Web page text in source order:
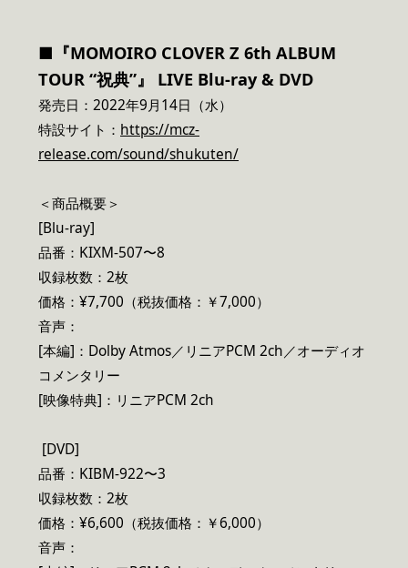
■『MOMOIRO CLOVER Z 6th ALBUM
TOUR “祝典”』 LIVE Blu-ray & DVD
発売日：2022年9月14日（水）
特設サイト： https://mcz-
release.com/sound/shukuten/
＜商品概要＞
[Blu-ray]
品番：KIXM-507〜8
収録枚数：2枚
価格：¥7,700（税抜価格：￥7,000）
音声：
[本編]：Dolby Atmos／リニアPCM 2ch／オーディオ
コメンタリー
[映像特典]：リニアPCM 2ch
[DVD]
品番：KIBM-922〜3
収録枚数：2枚
価格：¥6,600（税抜価格：￥6,000）
音声：